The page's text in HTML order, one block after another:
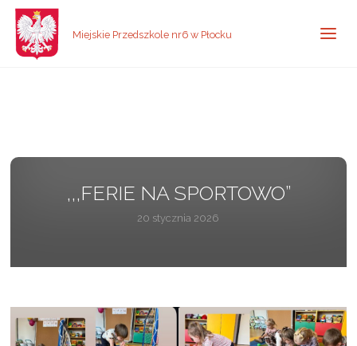
Miejskie Przedszkole nr6 w Płocku
,,,FERIE NA SPORTOWO”
20 stycznia 2026